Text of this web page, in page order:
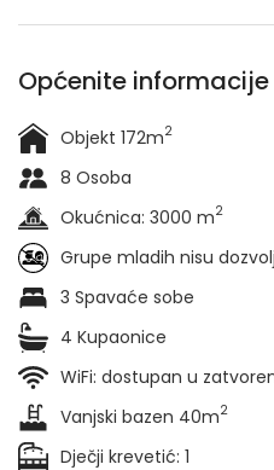
obitelj/društvo jedni od
Općenite informacije
Objekt 172m2
8 Osoba
Okućnica: 3000 m2
Grupe mladih nisu
3 Spavaće sobe
4 Kupaonice
WiFi: dostupan u
Vanjski bazen 40m2
Dječji krevetić: 1